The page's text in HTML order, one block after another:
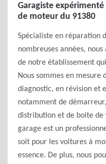
Garagiste
de moteur du 91380
Spécialiste en réparation
nombreuses années,
de notre établissement
Nous sommes en
diagnostic, en révision et
notamment de
distribution et de boite de
garage est un
soit pour les voitures à
essence. De plus, nous